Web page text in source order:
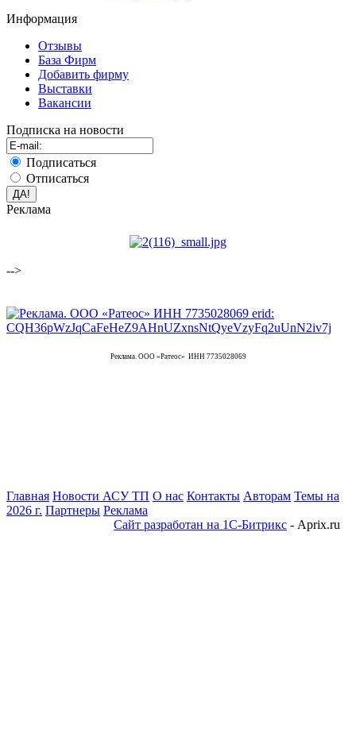
Информация
Отзывы
База Фирм
Добавить фирму
Выставки
Вакансии
Подписка на новости
Подписаться
Отписаться
Реклама
-->
Реклама. ООО «Ратеос» ИНН 7735028069
Главная Новости АСУ ТП О нас Контакты Авторам Темы на
2026 г. Партнеры Реклама
Сайт разработан на 1С-Битрикс - Aprix.ru